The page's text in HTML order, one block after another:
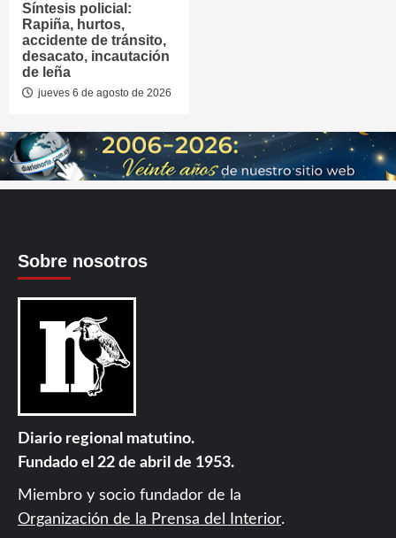
Síntesis policial:
Rapiña, hurtos,
accidente de tránsito,
desacato, incautación
de leña
jueves 6 de agosto de 2026
Sobre nosotros
Diario regional matutino.
Fundado el 22 de abril de 1953.
Miembro y socio fundador de la
Organización de la Prensa del Interior.